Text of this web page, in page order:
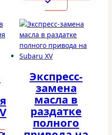
Экспресс-
замена
масла в
раздатке
полного